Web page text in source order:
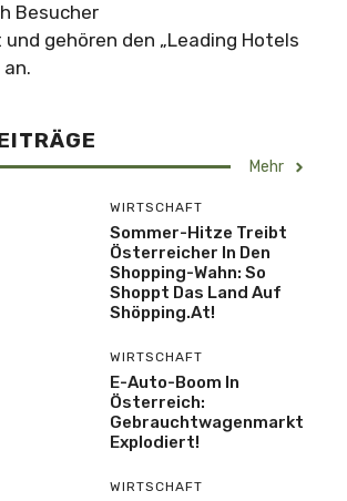
Besucher
und gehören den „Leading Hotels
Mehr
WIRTSCHAFT
Sommer-Hitze Treibt
Österreicher In Den
Shopping-Wahn: So
Shoppt Das Land Auf
Shöpping.at!
WIRTSCHAFT
E-Auto-Boom In
Österreich:
Gebrauchtwagenmarkt
Explodiert!
WIRTSCHAFT